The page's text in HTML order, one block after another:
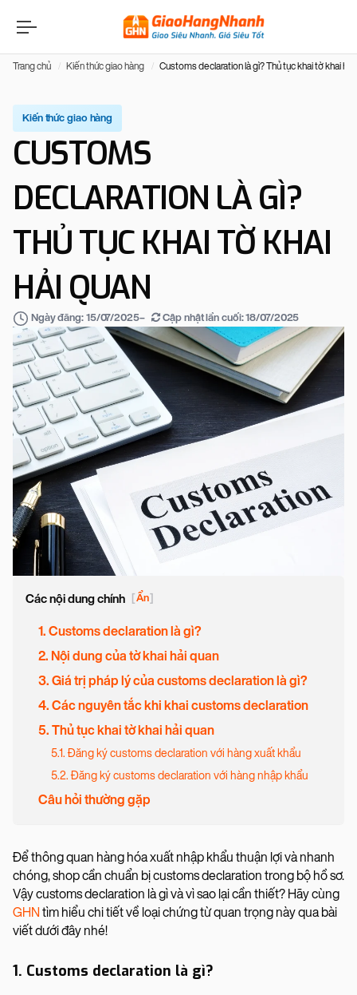
Trang chủ Kiến thức giao hàng Customs declaration là gì? Thủ tục khai tờ khai hải
Kiến thức giao hàng
CUSTOMS
DECLARATION LÀ GÌ?
THỦ TỤC KHAI TỜ KHAI
HẢI QUAN
Ngày đăng: 15/07/2025– Cập nhật lần cuối:18/07/2025
Các nội dung chính [Ẩn]
1. Customs declaration là gì?
2. Nội dung của tờ khai hải quan
3. Giá trị pháp lý của customs declaration là gì?
4. Các nguyên tắc khi khai customs declaration
5. Thủ tục khai tờ khai hải quan
5.1. Đăng ký customs declaration với hàng xuất khẩu
5.2. Đăng ký customs declaration với hàng nhập khẩu
Câu hỏi thường gặp
Để thông quan hàng hóa xuất nhập khẩu thuận lợi và nhanh
chóng, shop cần chuẩn bị customs declaration trong bộ hồ sơ.
Vậy customs declaration là gì và vì sao lại cần thiết? Hãy cùng
GHN tìm hiểu chi tiết về loại chứng từ quan trọng này qua bài
viết dưới đây nhé!
1. Customs declaration là gì?